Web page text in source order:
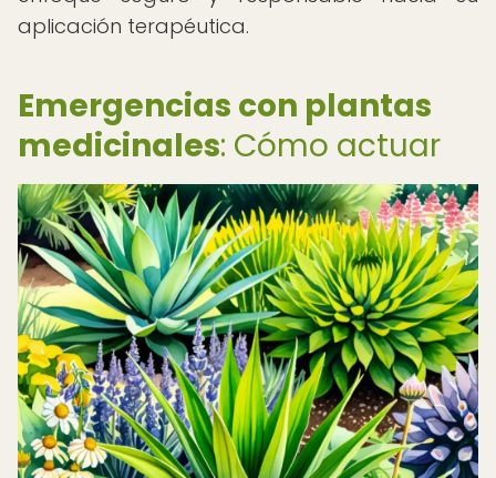
aplicación terapéutica.
Emergencias con plantas
medicinales: Cómo actuar